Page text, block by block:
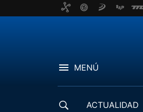
MENÚ
ACTUALIDAD